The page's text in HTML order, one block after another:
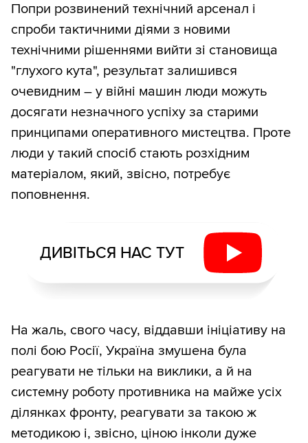
Попри розвинений технічний арсенал і
спроби тактичними діями з новими
технічними рішеннями вийти зі становища
"глухого кута", результат залишився
очевидним – у війні машин люди можуть
досягати незначного успіху за старими
принципами оперативного мистецтва. Проте
люди у такий спосіб стають розхідним
матеріалом, який, звісно, потребує
поповнення.
ДИВІТЬСЯ НАС ТУТ
На жаль, свого часу, віддавши ініціативу на
полі бою Росії, Україна змушена була
реагувати не тільки на виклики, а й на
системну роботу противника на майже усіх
ділянках фронту, реагувати за такою ж
методикою і, звісно, ціною інколи дуже